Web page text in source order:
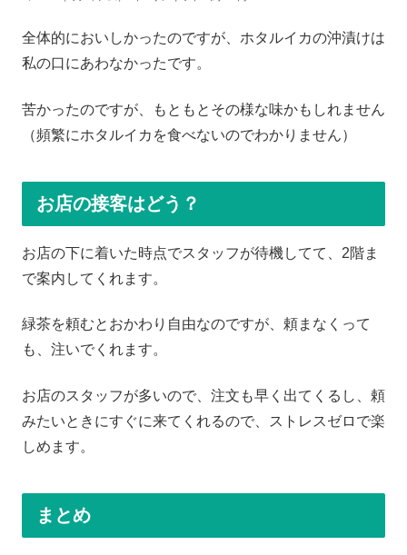
全体的においしかったのですが、ホタルイカの沖漬けは
私の口にあわなかったです。
苦かったのですが、もともとその様な味かもしれません
（頻繁にホタルイカを食べないのでわかりません）
お店の接客はどう？
お店の下に着いた時点でスタッフが待機してて、2階ま
で案内してくれます。
緑茶を頼むとおかわり自由なのですが、頼まなくって
も、注いでくれます。
お店のスタッフが多いので、注文も早く出てくるし、頼
みたいときにすぐに来てくれるので、ストレスゼロで楽
しめます。
まとめ